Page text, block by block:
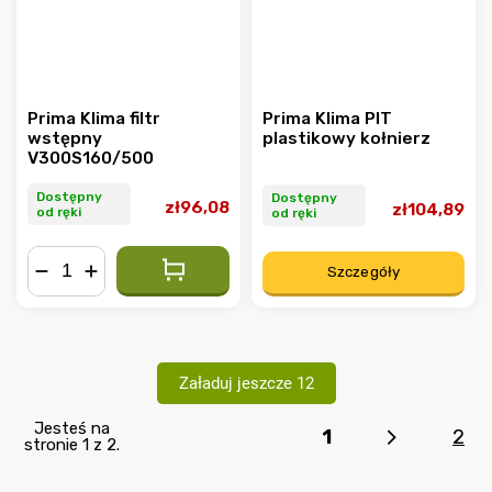
Prima Klima filtr
wstępny
V300S160/500
Dostępny
od ręki
zł96,08
Prima Klima PIT
plastikowy kołnierz
Dostępny
od ręki
zł104,89
Szczegóły
Załaduj jeszcze 12
Jesteś na
stronie 1 z 2.
1 2